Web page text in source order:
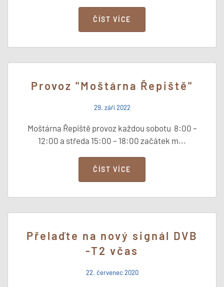
ČÍST VÍCE
Provoz "Moštárna Řepiště"
29. září 2022
Moštárna Řepiště provoz každou sobotu 8:00 –
12:00 a středa 15:00 – 18:00 začátek m...
ČÍST VÍCE
Přelaďte na nový signál DVB
-T2 včas
22. červenec 2020